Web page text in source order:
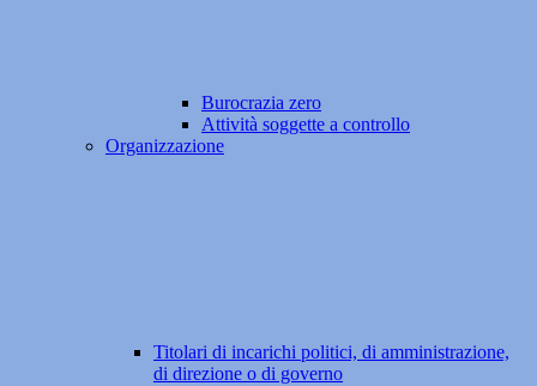
Burocrazia zero
Attività soggette a controllo
Organizzazione
Titolari di incarichi politici, di amministrazione,
di direzione o di governo